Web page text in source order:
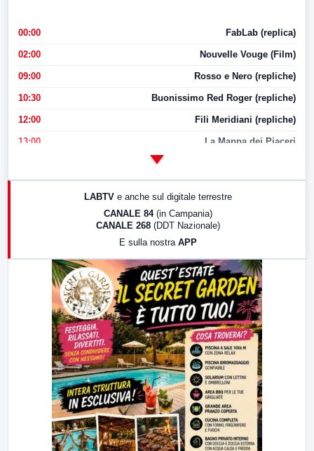
00:00 FabLab (replica)
02:00 Nouvelle Vouge (Film)
09:00 Rosso e Nero (repliche)
10:30 Buonissimo Red Roger (repliche)
12:00 Fili Meridiani (repliche)
13:00 La Mappa dei Piaceri
LabNews (replica)
LABTV e anche sul digitale terrestre
CANALE 84 (in Campania)
CANALE 268 (DDT Nazionale)
E sulla nostra APP